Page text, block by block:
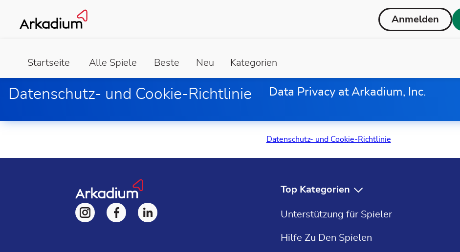
Anmelden
Startseite Alle Spiele Beste Neu Kategorien
Datenschutz- und Cookie-Richtlinie Data Privacy at Arkadium, Inc.
Datenschutz- und Cookie-Richtlinie
Top Kategorien
Kostenlose Spiele
Kostenlose Solitaire
Unterstützung für Spieler
Hilfe Zu Den Spielen